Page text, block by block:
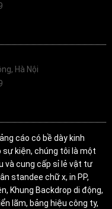
Hà Nội
cáo có bề dày kinh
kiện, chúng tôi là một
và cung cấp sỉ lẻ vật tư
standee chữ x, in PP,
Khung Backdrop di động,
lãm, bảng hiệu công ty,